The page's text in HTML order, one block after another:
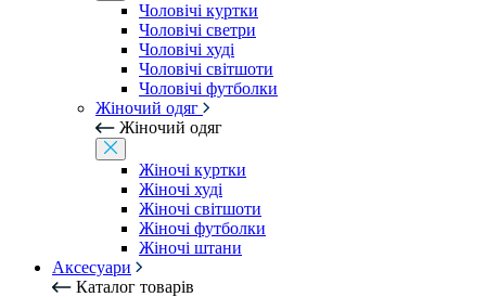
Чоловічі куртки
Чоловічі светри
Чоловічі худі
Чоловічі світшоти
Чоловічі футболки
Жіночий одяг
Жіночий одяг
Жіночі куртки
Жіночі худі
Жіночі світшоти
Жіночі футболки
Жіночі штани
Аксесуари
Каталог товарів